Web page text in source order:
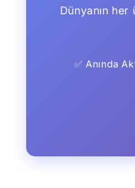
Dünyanın
✅ Anında